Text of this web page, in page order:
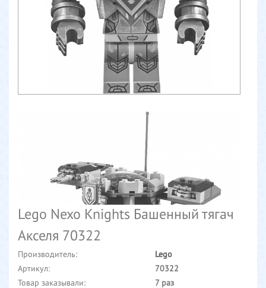
Lego Nexo Knights Башенный тягач
Акселя 70322
Производитель:
Lego
Артикул:
70322
Товар заказывали:
7 раз